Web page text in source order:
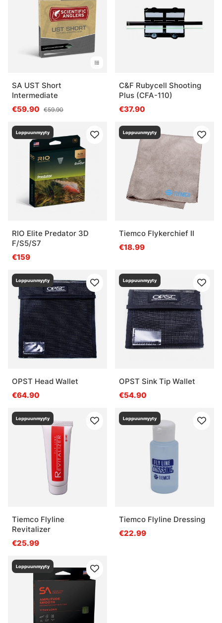
SA UST Short
Intermediate
€59.90 €59.90
C&F Rubycell Shooting
Plus (CFA-110)
€37.90
Loppuunmyyty
RIO Elite Predator 3D
F/S5/S7
€159
Loppuunmyyty
Tiemco Flykerchief II
€18.99
Loppuunmyyty
OPST Head Wallet
€64.90
Loppuunmyyty
OPST Sink Tip Wallet
€54.90
Loppuunmyyty
Tiemco Flyline
Revitalizer
€25.99
Loppuunmyyty
Tiemco Flyline Dressing
€22.99
Loppuunmyyty